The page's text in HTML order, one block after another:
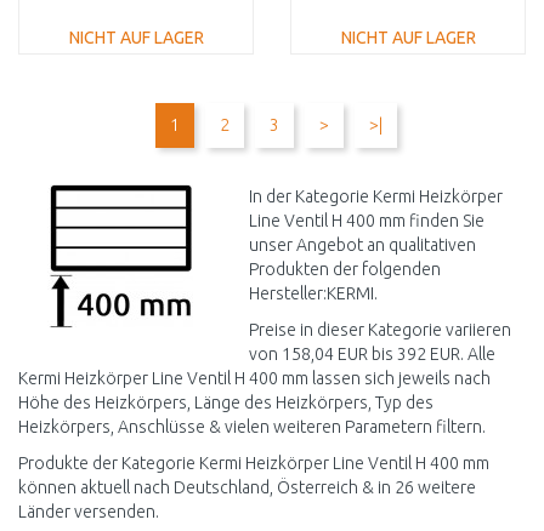
NICHT AUF LAGER
Vergleichen
NICHT AUF LAGER
Vergleichen
1 2 3 > >|
In der Kategorie Kermi Heizkörper
Line Ventil H 400 mm finden Sie
unser Angebot an qualitativen
Produkten der folgenden
Hersteller:KERMI.
Preise in dieser Kategorie variieren
von 158,04 EUR bis 392 EUR. Alle
Kermi Heizkörper Line Ventil H 400 mm lassen sich jeweils nach
Höhe des Heizkörpers, Länge des Heizkörpers, Typ des
Heizkörpers, Anschlüsse & vielen weiteren Parametern filtern.
Produkte der Kategorie Kermi Heizkörper Line Ventil H 400 mm
können aktuell nach Deutschland, Österreich & in 26 weitere
Länder versenden.